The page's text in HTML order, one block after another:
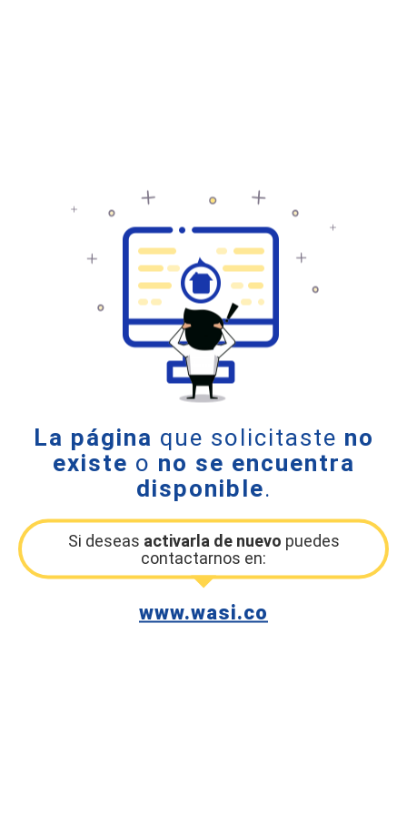
La página que solicitaste no
existe o no se encuentra
disponible.
Si deseas activarla de nuevo puedes
contactarnos en:
www.wasi.co